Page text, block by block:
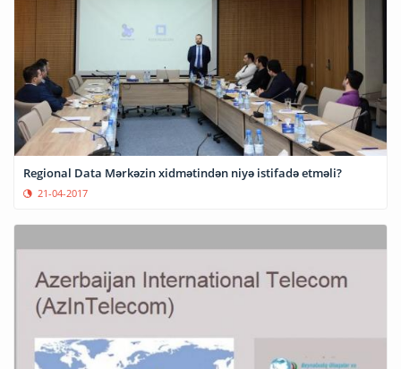
Regional Data Mərkəzin xidmətindən niyə istifadə etməli?
21-04-2017